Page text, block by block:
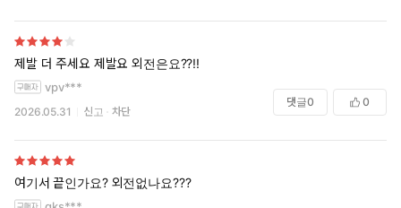
제발 더 주세요 제발요 외전은요??!!
vpv***
2026.05.31 신고 차단
댓글0 0
여기서 끝인가요? 외전없나요???